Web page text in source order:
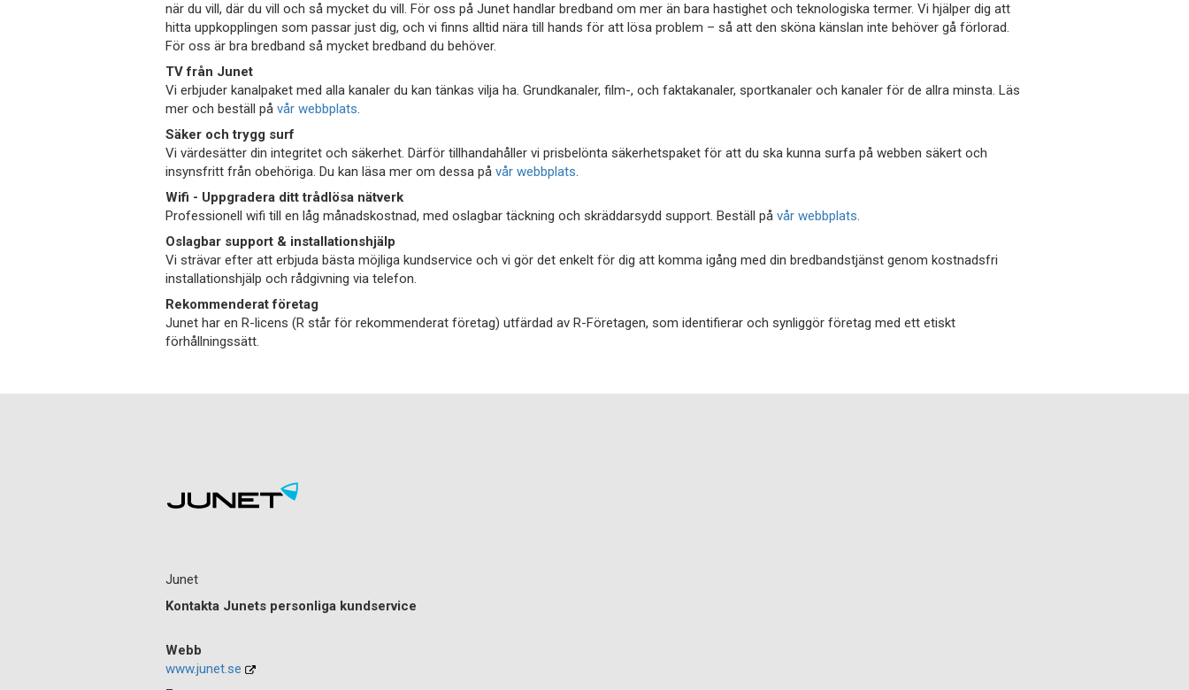
när du vill, där du vill och så mycket du vill. För oss på Junet handlar bredband om mer än bara hastighet och teknologiska termer. Vi hjälper dig att
hitta uppkopplingen som passar just dig, och vi finns alltid nära till hands för att lösa problem – så att den sköna känslan inte behöver gå förlorad.
För oss är bra bredband så mycket bredband du behöver.
TV från Junet
Vi erbjuder kanalpaket med alla kanaler du kan tänkas vilja ha. Grundkanaler, film-, och faktakanaler, sportkanaler och kanaler för de allra minsta. Läs
mer och beställ på vår webbplats.
Säker och trygg surf
Vi värdesätter din integritet och säkerhet. Därför tillhandahåller vi prisbelönta säkerhetspaket för att du ska kunna surfa på webben säkert och
insynsfritt från obehöriga. Du kan läsa mer om dessa på vår webbplats.
Wifi - Uppgradera ditt trådlösa nätverk
Professionell wifi till en låg månadskostnad, med oslagbar täckning och skräddarsydd support. Beställ på vår webbplats.
Oslagbar support & installationshjälp
Vi strävar efter att erbjuda bästa möjliga kundservice och vi gör det enkelt för dig att komma igång med din bredbandstjänst genom kostnadsfri
installationshjälp och rådgivning via telefon.
Rekommenderat företag
Junet har en R-licens (R står för rekommenderat företag) utfärdad av R-Företagen, som identifierar och synliggör företag med ett etiskt
förhållningssätt.
Junet
Kontakta Junets personliga kundservice
Webb
www.junet.se